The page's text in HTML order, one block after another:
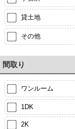
貸土地
その他
間取り
ワンルーム
1DK
2K